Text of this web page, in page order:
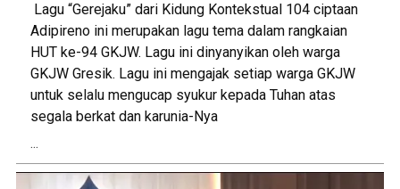
Lagu “Gerejaku” dari Kidung Kontekstual 104 ciptaan
Adipireno ini merupakan lagu tema dalam rangkaian
HUT ke-94 GKJW. Lagu ini dinyanyikan oleh warga
GKJW Gresik. Lagu ini mengajak setiap warga GKJW
untuk selalu mengucap syukur kepada Tuhan atas
segala berkat dan karunia-Nya
...